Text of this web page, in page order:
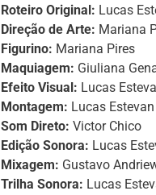
Roteiro Original: Lucas
Direção de Arte: Mariana
Figurino: Mariana Pires
Maquiagem: Giuliana
Efeito Visual: Lucas
Montagem: Lucas
Som Direto: Victor Chico
Edição Sonora: Lucas
Mixagem: Gustavo
Trilha Sonora: Lucas